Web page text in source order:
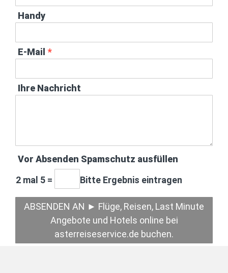
Handy
E-Mail *
Ihre Nachricht
Vor Absenden Spamschutz ausfüllen
2 mal 5 = Bitte Ergebnis eintragen
ABSENDEN AN ► Flüge, Reisen, Last Minute
Angebote und Hotels online bei
asterreiseservice.de buchen.